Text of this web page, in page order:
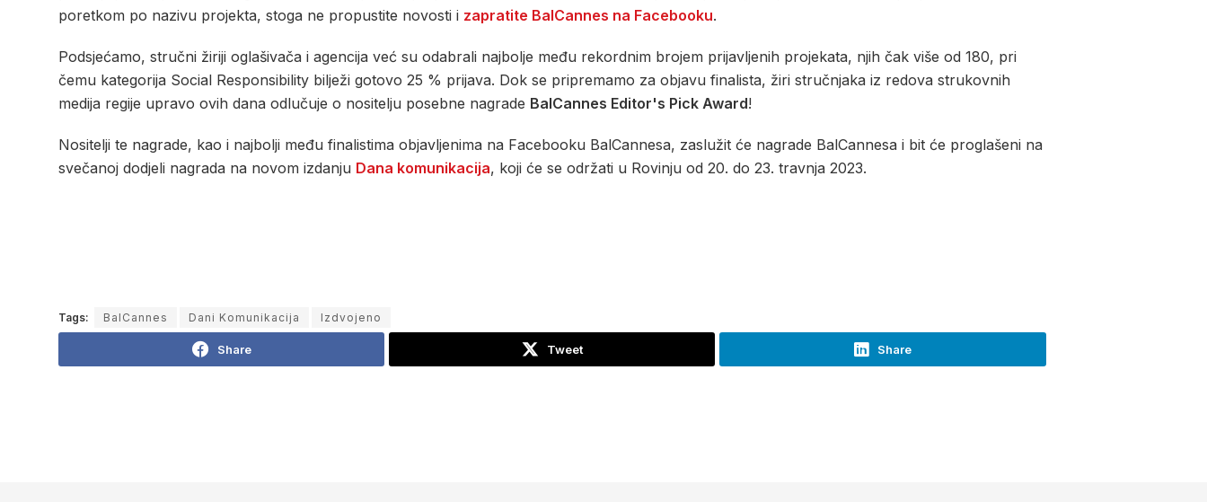
poretkom po nazivu projekta, stoga ne propustite novosti i zapratite BalCannes na Facebooku.
Podsjećamo, stručni žiriji oglašivača i agencija već su odabrali najbolje među rekordnim brojem prijavljenih projekata, njih čak više od 180, pri
čemu kategorija Social Responsibility bilježi gotovo 25 % prijava. Dok se pripremamo za objavu finalista, žiri stručnjaka iz redova strukovnih
medija regije upravo ovih dana odlučuje o nositelju posebne nagrade BalCannes Editor's Pick Award!
Nositelji te nagrade, kao i najbolji među finalistima objavljenima na Facebooku BalCannesa, zaslužit će nagrade BalCannesa i bit će proglašeni na
svečanoj dodjeli nagrada na novom izdanju Dana komunikacija, koji će se održati u Rovinju od 20. do 23. travnja 2023.
Tags: BalCannes Dani Komunikacija Izdvojeno
Share Tweet Share